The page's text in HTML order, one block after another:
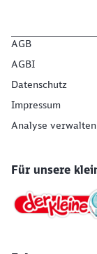
AGB
AGBI
Datenschutz
Impressum
Analyse verwalten
Für unsere